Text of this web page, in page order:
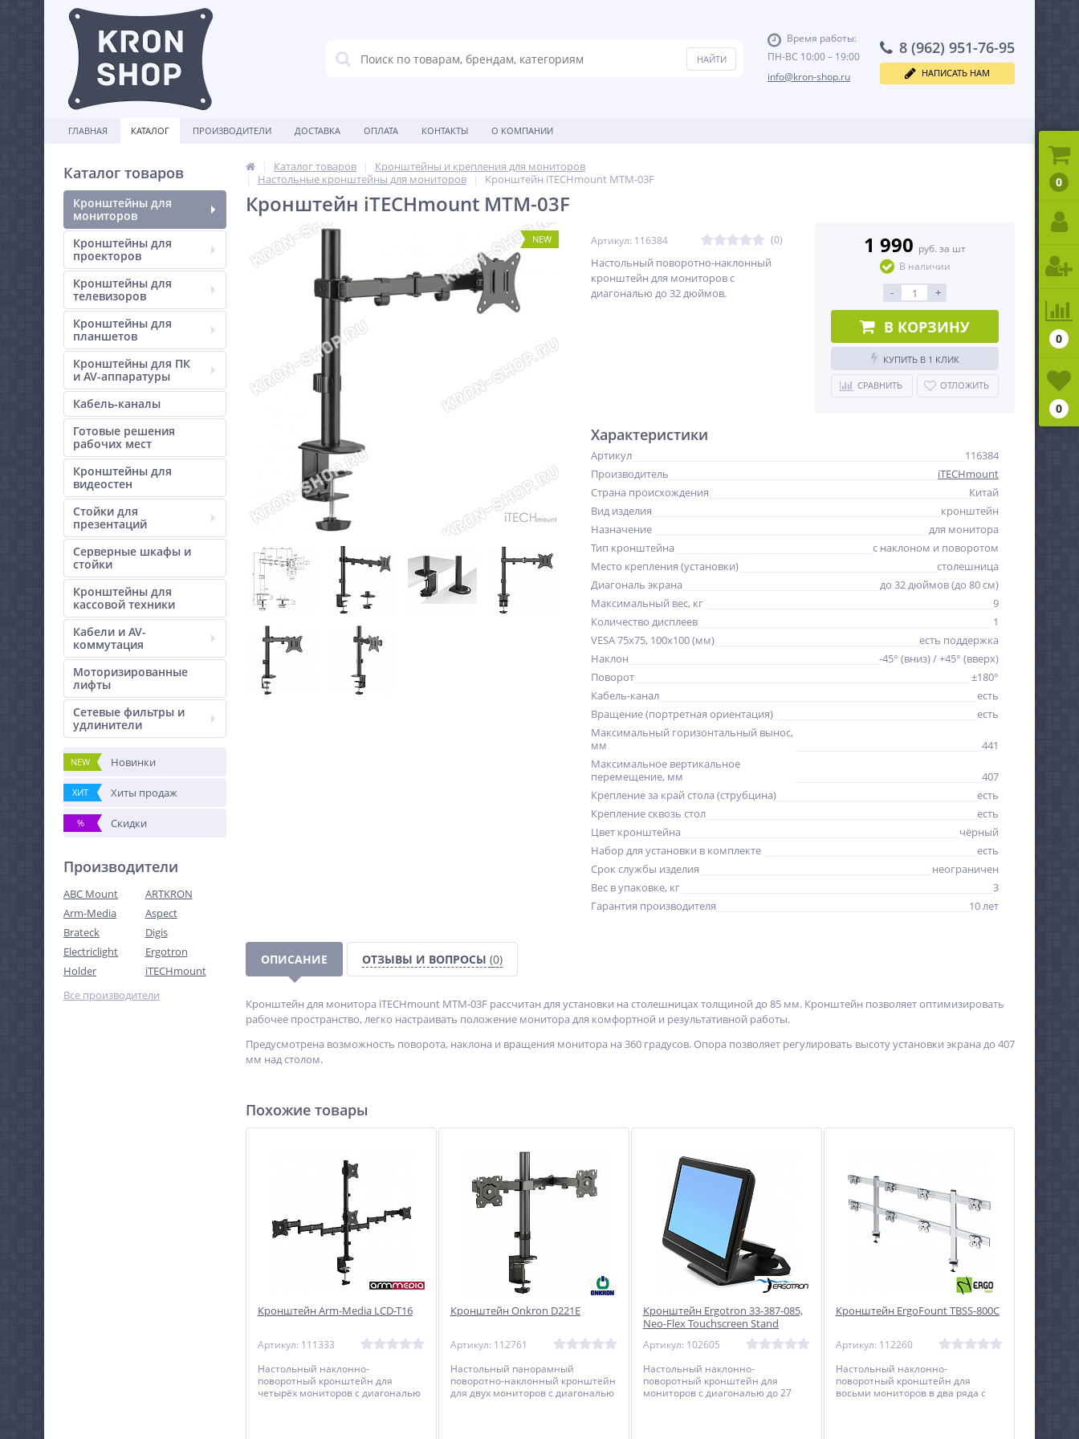
Время работы:
ПН-ВС 10:00 – 19:00
info@kron-shop.ru
8 (962) 951-76-95
НАПИСАТЬ НАМ
ГЛАВНАЯ КАТАЛОГ ПРОИЗВОДИТЕЛИ ДОСТАВКА ОПЛАТА КОНТАКТЫ О КОМПАНИИ
Каталог товаров
Кронштейны для
мониторов
Кронштейны для
проекторов
Кронштейны для
телевизоров
Кронштейны для
планшетов
Кронштейны для ПК
и AV-аппаратуры
Кабель-каналы
Готовые решения
рабочих мест
Кронштейны для
видеостен
Стойки для
презентаций
Серверные шкафы и
стойки
Кронштейны для
кассовой техники
Кабели и AV-
коммутация
Моторизированные
лифты
Сетевые фильтры и
удлинители
NEW Новинки
ХИТ Хиты продаж
% Скидки
Производители
ABC Mount
ARTKRON
Arm-Media
Aspect
Brateck
Digis
Electriclight
Ergotron
Holder
iTECHmount
Все производители
Каталог товаров
Кронштейны и крепления для мониторов
Настольные кронштейны для мониторов
Кронштейн iTECHmount MTM-03F
Кронштейн iTECHmount MTM-03F
NEW Артикул: 116384 (0)
Настольный поворотно-наклонный
кронштейн для мониторов с
диагональю до 32 дюймов.
1 990 руб. за шт
В наличии
- +
В КОРЗИНУ
КУПИТЬ В 1 КЛИК
СРАВНИТЬ ОТЛОЖИТЬ
Характеристики
Артикул
116384
Производитель
iTECHmount
Страна происхождения
Китай
Вид изделия
кронштейн
Назначение
для монитора
Тип кронштейна
с наклоном и поворотом
Место крепления (установки)
столешница
Диагональ экрана
до 32 дюймов (до 80 см)
Максимальный вес, кг
9
Количество дисплеев
1
VESA 75x75, 100x100 (мм)
есть поддержка
Наклон
-45° (вниз) / +45° (вверх)
Поворот
±180°
Кабель-канал
есть
Вращение (портретная ориентация)
есть
Максимальный горизонтальный вынос,
мм
441
Максимальное вертикальное
перемещение, мм
407
Крепление за край стола (струбцина)
есть
Крепление сквозь стол
есть
Цвет кронштейна
чёрный
Набор для установки в комплекте
есть
Срок службы изделия
неограничен
Вес в упаковке, кг
3
Гарантия производителя
10 лет
ОПИСАНИЕ ОТЗЫВЫ И ВОПРОСЫ (0)
Кронштейн для монитора iTECHmount MTM-03F рассчитан для установки на столешницах толщиной до 85 мм. Кронштейн позволяет оптимизировать
рабочее пространство, легко настраивать положение монитора для комфортной и результативной работы.
Предусмотрена возможность поворота, наклона и вращения монитора на 360 градусов. Опора позволяет регулировать высоту установки экрана до 407
мм над столом.
Похожие товары
Кронштейн Arm-Media LCD-T16
Артикул: 111333
Настольный наклонно-
поворотный кронштейн для
четырёх мониторов с диагональю
Кронштейн Onkron D221E
Артикул: 112761
Настольный панорамный
поворотно-наклонный кронштейн
для двух мониторов с диагональю
Кронштейн Ergotron 33-387-085,
Neo-Flex Touchscreen Stand
Артикул: 102605
Настольный наклонно-
поворотный кронштейн для
мониторов с диагональю до 27
Кронштейн ErgoFount TBSS-800C
Артикул: 112260
Настольный наклонно-
поворотный кронштейн для
восьми мониторов в два ряда с
0
0
0